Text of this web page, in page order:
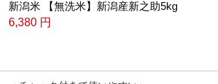
新潟米 【無洗米】新潟産新之助5kg
6,380 円